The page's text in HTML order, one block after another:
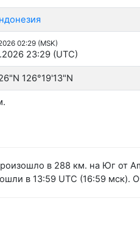
02:29 (MSK)
23:29 (UTC)
126°19'13"N
в 288 км. на Юг от
в 13:59 UTC (16:59 мск).